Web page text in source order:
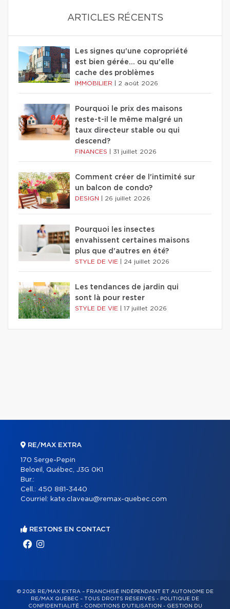
ARTICLES RÉCENTS
Les signes qu'une copropriété
est bien gérée… ou qu'elle
cache des problèmes
IMMOBILIER 2 août 2026
Pourquoi le prix des maisons
reste-t-il le même malgré un
taux directeur stable ou qui
descend?
FINANCES 31 juillet 2026
Comment créer de l'intimité sur
un balcon de condo?
DESIGN 26 juillet 2026
Pourquoi les insectes
envahissent certaines maisons
plus que d'autres en été?
STYLE DE VIE 24 juillet 2026
Les tendances de jardin qui
sont là pour rester
STYLE DE VIE 17 juillet 2026
RE/MAX EXTRA
170 Serge-Pepin
Beloeil, Québec, J3G 0K1
Bur.:
Cell.: 450 881-3440
Courriel: kate.claveau@remax-quebec.com
RESTONS EN CONTACT
© 2026 RE/MAX EXTRA – FRANCHISÉ INDÉPENDANT ET AUTONOME DE
RE/MAX QUÉBEC – TOUS DROITS RÉSERVÉS - POLITIQUE DE
CONFIDENTIALITÉ- CONDITIONS D'UTILISATION - GESTION DU